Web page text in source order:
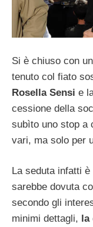
Si è chiuso con
tenuto col fiato
Rosella Sensi e
cessione della
subìto uno stop a
vari, ma solo per
La seduta infatti
sarebbe dovuta
secondo gli
minimi dettagli, la